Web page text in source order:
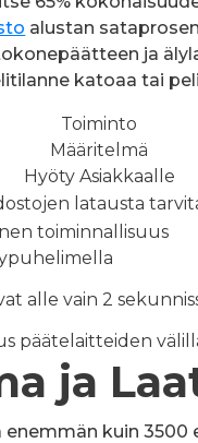
alustan
ja
katoaa tai
Toiminto
Määritelmä
Hyöty Asiakkaalle
latausta
toiminnallisuus
alle vain 2
päätelaitteiden
ja
kuin 3500